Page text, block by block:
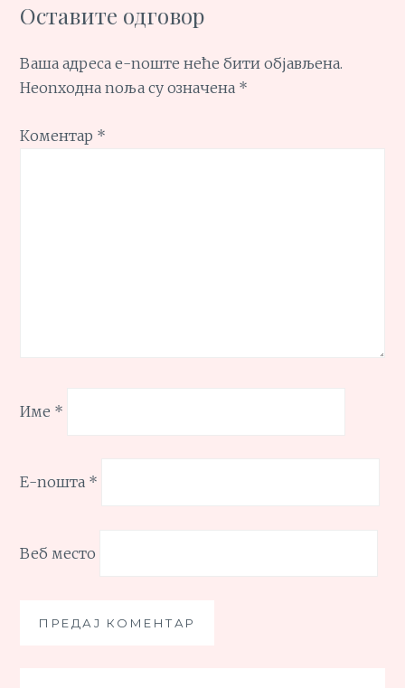
Оставите одговор
Ваша адреса е-поште неће бити објављена.
Неопходна поља су означена *
Коментар *
Име *
Е-пошта *
Веб место